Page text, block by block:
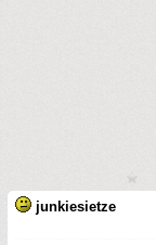
junkiesietze